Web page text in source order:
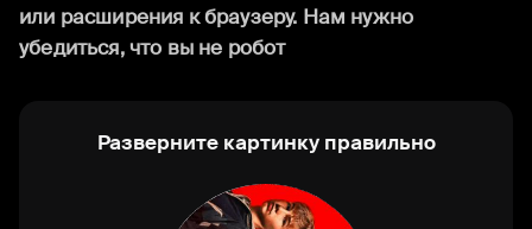
или расширения к браузеру. Нам нужно
убедиться, что вы не робот
Разверните картинку правильно